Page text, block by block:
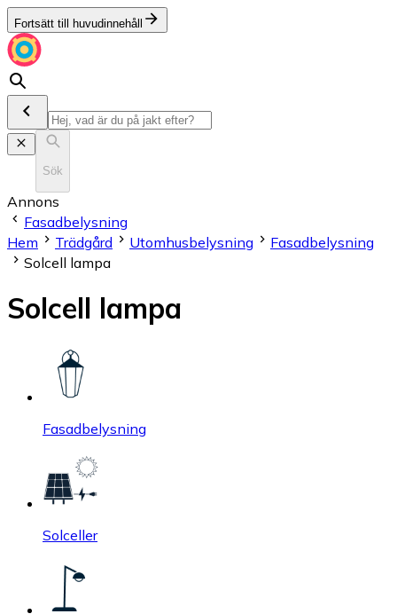
Fortsätt till huvudinnehåll
Sök
Annons
Fasadbelysning
Hem
Trädgård Utomhusbelysning
Fasadbelysning
Solcell lampa
Solcell lampa
Fasadbelysning
Solceller